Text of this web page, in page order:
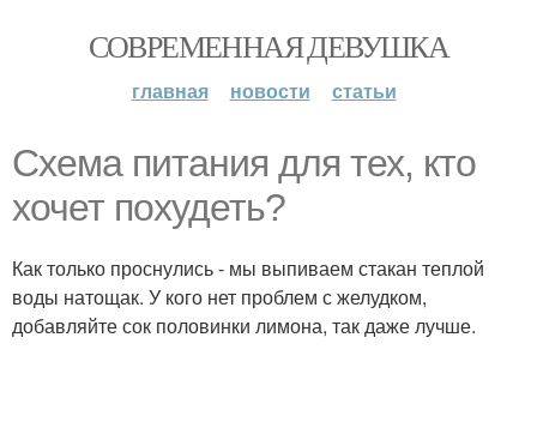
СОВРЕМЕННАЯ ДЕВУШКА
главная новости статьи
Схема питания для тех, кто
хочет похудеть?
Как только проснулись - мы выпиваем стакан теплой
воды натощак. У кого нет проблем с желудком,
добавляйте сок половинки лимона, так даже лучше.